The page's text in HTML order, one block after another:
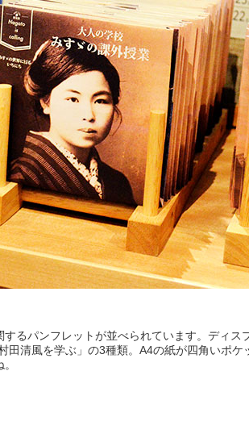
るパンフレットが並べられています。ディ
清風を学ぶ」の3種類。A4の紙が四角いポ